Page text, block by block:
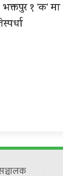
भक्तपुर १ ‘क’ मा